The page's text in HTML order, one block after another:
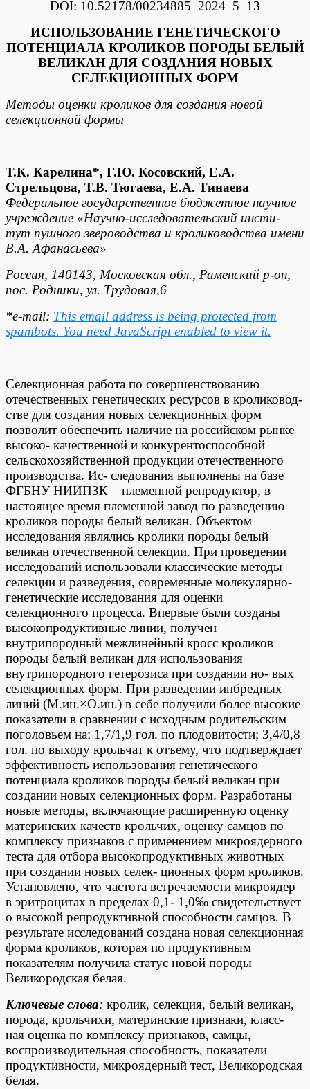
DOI: 10.52178/00234885_2024_5_13
ИСПОЛЬЗОВАНИЕ ГЕНЕТИЧЕСКОГО
ПОТЕНЦИАЛА КРОЛИКОВ ПОРОДЫ БЕЛЫЙ
ВЕЛИКАН ДЛЯ СОЗДАНИЯ НОВЫХ
СЕЛЕКЦИОННЫХ ФОРМ
Методы оценки кроликов для создания новой
селекционной формы
Т.К. Карелина*, Г.Ю. Косовский, Е.А.
Стрельцова, Т.В. Тюгаева, Е.А. Тинаева
Федеральное государственное бюджетное научное
учреждение «Научно-исследовательский инсти-
тут пушного звероводства и кролиководства имени
В.А. Афанасьева»
Россия, 140143, Московская обл., Раменский р-он,
пос. Родники, ул. Трудовая,6
*e-mail: This email address is being protected from
spambots. You need JavaScript enabled to view it.
Селекционная работа по совершенствованию
отечественных генетических ресурсов в кроликовод-
стве для создания новых селекционных форм
позволит обеспечить наличие на российском рынке
высоко- качественной и конкурентоспособной
сельскохозяйственной продукции отечественного
производства. Ис- следования выполнены на базе
ФГБНУ НИИПЗК – племенной репродуктор, в
настоящее время племенной завод по разведению
кроликов породы белый великан. Объектом
исследования являлись кролики породы белый
великан отечественной селекции. При проведении
исследований использовали классические методы
селекции и разведения, современные молекулярно-
генетические исследования для оценки
селекционного процесса. Впервые были созданы
высокопродуктивные линии, получен
внутрипородный межлинейный кросс кроликов
породы белый великан для использования
внутрипородного гетерозиса при создании но- вых
селекционных форм. При разведении инбредных
линий (М.ин.×О.ин.) в себе получили более высокие
показатели в сравнении с исходным родительским
поголовьем на: 1,7/1,9 гол. по плодовитости; 3,4/0,8
гол. по выходу крольчат к отъему, что подтверждает
эффективность использования генетического
потенциала кроликов породы белый великан при
создании новых селекционных форм. Разработаны
новые методы, включающие расширенную оценку
материнских качеств крольчих, оценку самцов по
комплексу признаков с применением микроядерного
теста для отбора высокопродуктивных животных
при создании новых селек- ционных форм кроликов.
Установлено, что частота встречаемости микроядер
в эритроцитах в пределах 0,1- 1,0‰ свидетельствует
о высокой репродуктивной способности самцов. В
результате исследований создана новая селекционная
форма кроликов, которая по продуктивным
показателям получила статус новой породы
Великородская белая.
Ключевые слова: кролик, селекция, белый великан,
порода, крольчихи, материнские признаки, класс-
ная оценка по комплексу признаков, самцы,
воспроизводительная способность, показатели
продуктивности, микроядерный тест, Великородская
белая.